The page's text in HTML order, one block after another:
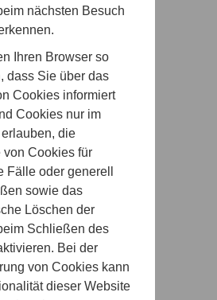
nächsten Besuch
Ihren Browser so
dass Sie über das
Cookies informiert
Cookies nur im
die
von Cookies für
Fälle oder generell
sowie das
Löschen der
Schließen des
Bei der
von Cookies kann
dieser Website